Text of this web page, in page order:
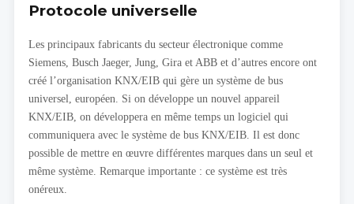
Protocole universelle
Les principaux fabricants du secteur électronique comme
Siemens, Busch Jaeger, Jung, Gira et ABB et d’autres encore ont
créé l’organisation KNX/EIB qui gère un système de bus
universel, européen. Si on développe un nouvel appareil
KNX/EIB, on développera en même temps un logiciel qui
communiquera avec le système de bus KNX/EIB. Il est donc
possible de mettre en œuvre différentes marques dans un seul et
même système. Remarque importante : ce système est très
onéreux.